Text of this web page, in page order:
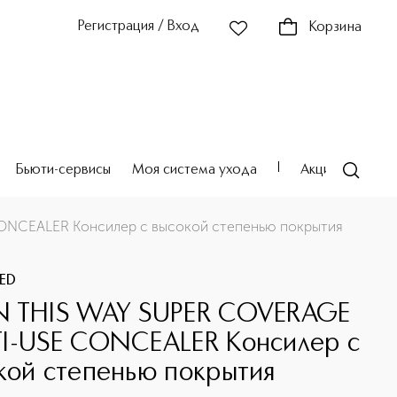
Регистрация / Вход Корзина
Бьюти-сервисы Моя система ухода Акции
Консилер с высокой степенью покрытия
THIS WAY SUPER COVERAGE
USE CONCEALER Консилер с
степенью покрытия